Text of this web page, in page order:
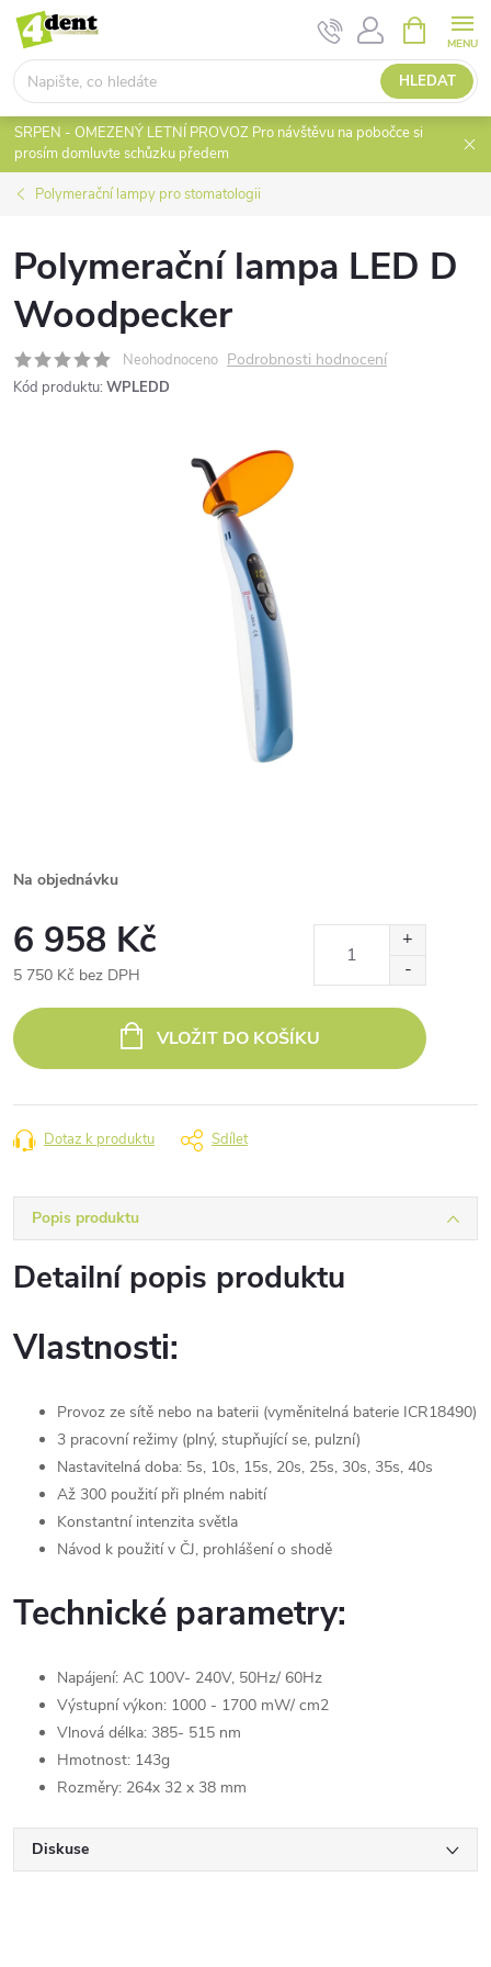
Přejít
obsah
HLEDAT
NÁKUPNÍ
KOŠÍK
SRPEN - OMEZENÝ LETNÍ PROVOZ Pro návštěvu na pobočce si
prosím domluvte schůzku předem
Polymerační lampy pro stomatologii
Polymerační lampa LED D
Woodpecker
Neohodnoceno Podrobnosti hodnocení
Kód produktu: WPLEDD
Na objednávku
6 958 Kč
5 750 Kč bez DPH
cena:
VLOŽIT DO KOŠÍKU
Dotaz k produktu Sdílet
Popis produktu
Detailní popis produktu
Vlastnosti:
Provoz ze sítě nebo na baterii (vyměnitelná baterie ICR18490)
3 pracovní režimy (plný, stupňující se, pulzní)
Nastavitelná doba: 5s, 10s, 15s, 20s, 25s, 30s, 35s, 40s
Až 300 použití při plném nabití
Konstantní intenzita světla
Návod k použití v ČJ, prohlášení o shodě
Technické parametry:
Napájení: AC 100V- 240V, 50Hz/ 60Hz
Výstupní výkon: 1000 - 1700 mW/ cm2
Vlnová délka: 385- 515 nm
Hmotnost: 143g
Rozměry: 264x 32 x 38 mm
Diskuse